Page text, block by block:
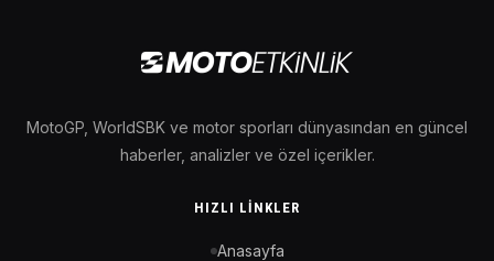
MotoGP, WorldSBK ve motor sporları dünyasından en güncel
haberler, analizler ve özel içerikler.
HIZLI LINKLER
Anasayfa